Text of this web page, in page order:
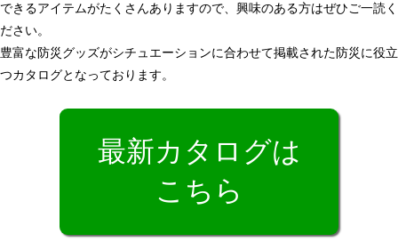
できるアイテムがたくさんありますので、興味のある方はぜひご一読く
ださい。
豊富な防災グッズがシチュエーションに合わせて掲載された防災に役立
つカタログとなっております。
最新カタログは
こちら